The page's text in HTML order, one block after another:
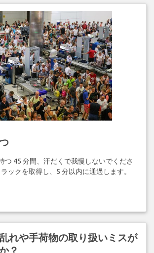
つ 45 分間、汗だくで我慢しないでくださ
ックを取得し、5 分以内に通過します。
れや手荷物の取り扱いミスが
？